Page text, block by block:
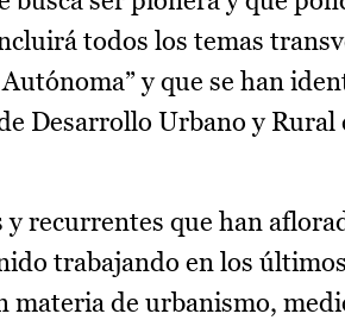
todos los temas
y que se han
Desarrollo Urbano y Rural
recurrentes que han
trabajando en los
materia de urbanismo,